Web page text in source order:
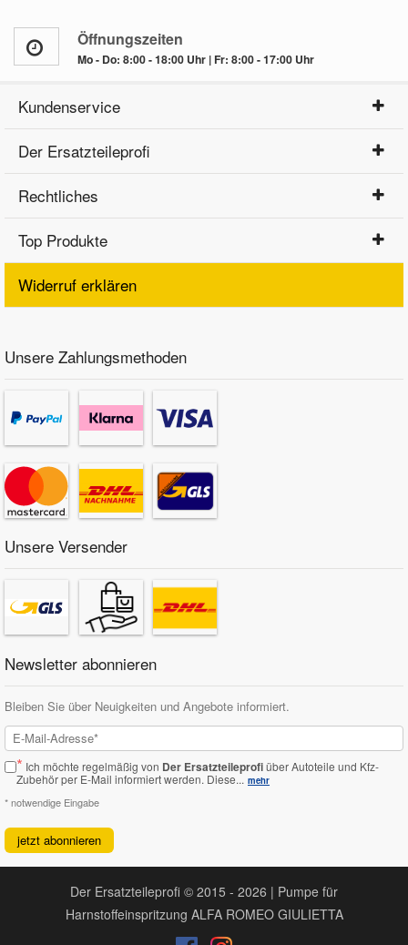
Öffnungszeiten
Mo - Do: 8:00 - 18:00 Uhr | Fr: 8:00 - 17:00 Uhr
Kundenservice
Der Ersatzteileprofi
Rechtliches
Top Produkte
Widerruf erklären
Unsere Zahlungsmethoden
Unsere Versender
Newsletter abonnieren
Bleiben Sie über Neuigkeiten und Angebote informiert.
* Ich möchte regelmäßig von Der Ersatzteileprofiüber Autoteile und Kfz-
Zubehör per E-Mail informiert werden. Diese... mehr
* notwendige Eingabe
jetzt abonnieren
Der Ersatzteileprofi © 2015 - 2026 | Pumpe für
Harnstoffeinspritzung ALFA ROMEO GIULIETTA